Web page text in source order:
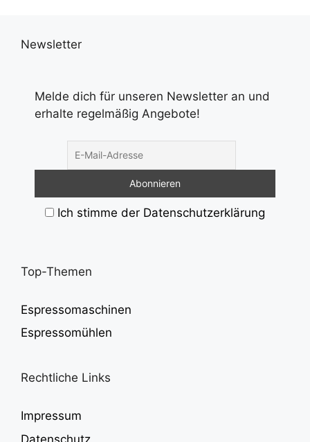
Newsletter
Melde dich für unseren Newsletter an und
erhalte regelmäßig Angebote!
Ich stimme der Datenschutzerklärung
Top-Themen
Espressomaschinen
Espressomühlen
Rechtliche Links
Impressum
Datenschutz